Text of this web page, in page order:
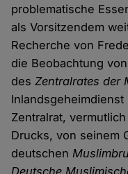
problematische
als Vorsitzendem
Recherche von
die Beobachtung
desZentralrates der
Zentralrat,
Drucks, von seinem
deutschen